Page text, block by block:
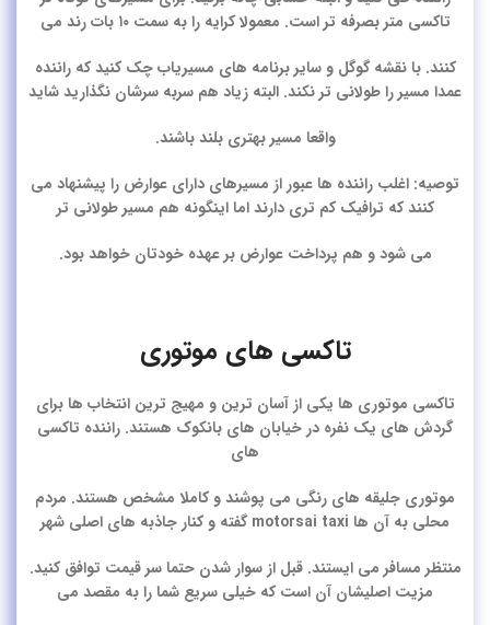
تاکسی متر بصرفه تر است. معمولا کرایه را به سمت ۱۰ بات رند می
کنند. با نقشه گوگل و سایر برنامه های مسیریاب چک کنید که راننده
عمدا مسیر را طولانی تر نکند. البته زیاد هم سربه سرشان نگذارید شاید
واقعا مسیر بهتری بلند باشند.
توصیه: اغلب راننده ها عبور از مسیرهای دارای عوارض را پیشنهاد می
کنند که ترافیک کم تری دارند اما اینگونه هم مسیر طولانی تر
می شود و هم پرداخت عوارض بر عهده خودتان خواهد بود.
تاکسی های موتوری
تاکسی موتوری ها یکی از آسان ترین و مهیج ترین انتخاب ها برای
گردش های یک نفره در خیابان های بانکوک هستند. راننده تاکسی
های
موتوری جلیقه های رنگی می پوشند و کاملا مشخص هستند. مردم
محلی به آن ها motorsai taxi گفته و کنار جاذبه های اصلی شهر
منتظر مسافر می ایستند. قبل از سوار شدن حتما سر قیمت توافق کنید.
مزیت اصلیشان آن است که خیلی سریع شما را به مقصد می